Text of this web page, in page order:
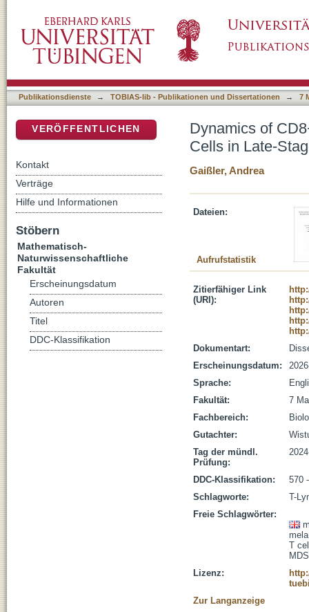
Patients
Publikationsdienste → TOBIAS-lib - Publikationen und Dissertationen → 7
Dynamics of
Cells in Late-
Gaißler, Andrea
Dateien:
Aufrufstatistik
Zitierfähiger Link
(URI):
Dokumentart:
Erscheinungsdatum:
Sprache:
Fakultät:
7
Fachbereich:
Gutachter:
Tag der mündl.
Prüfung:
DDC-Klassifikation:
570
Schlagworte:
T-
Freie Schlagwörter:
T
Lizenz:
Zur Langanzeige
VERÖFFENTLICHEN
Kontakt
Verträge
Hilfe und Informationen
Stöbern
Mathematisch-
Naturwissenschaftliche
Fakultät
Erscheinungsdatum
Autoren
Titel
DDC-Klassifikation